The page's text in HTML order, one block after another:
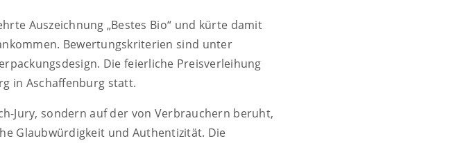
Auszeichnung „Bestes Bio“ und kürte damit
Bewertungskriterien sind unter
Die feierliche Preisverleihung
in Aschaffenburg statt.
Jury, sondern auf der von Verbrauchern beruht,
Glaubwürdigkeit und Authentizität. Die